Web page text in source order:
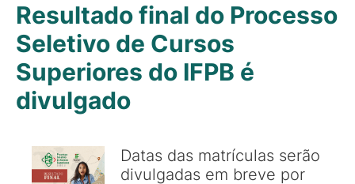
Resultado final do Processo
Seletivo de Cursos
Superiores do IFPB é
divulgado
Datas das matrículas serão
divulgadas em breve por